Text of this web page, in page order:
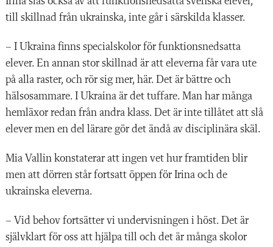
till skillnad från ukrainska, inte går i särskilda klasser.
– I Ukraina finns specialskolor för funktionsnedsatta
elever. En annan stor skillnad är att eleverna får vara ute
på alla raster, och rör sig mer, här. Det är bättre och
hälsosammare. I Ukraina är det tuffare. Man har många
hemläxor redan från andra klass. Det är inte tillåtet att slå
elever men en del lärare gör det ändå av disciplinära skäl.
Mia Vallin konstaterar att ingen vet hur framtiden blir
men att dörren står fortsatt öppen för Irina och de
ukrainska eleverna.
– Vid behov fortsätter vi undervisningen i höst. Det är
självklart för oss att hjälpa till och det är många skolor